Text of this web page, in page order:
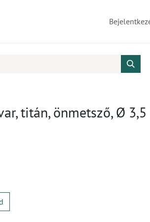
titán, önmetsző, Ø 3,5